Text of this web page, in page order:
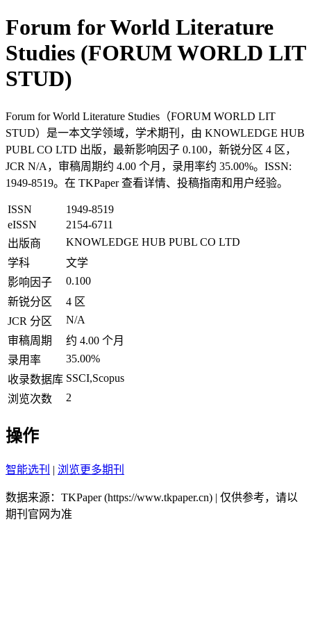
Forum for World Literature
Studies (FORUM WORLD LIT
STUD)
Forum for World Literature Studies（FORUM WORLD LIT
STUD）是一本文学领域，学术期刊，由 KNOWLEDGE HUB
PUBL CO LTD 出版，最新影响因子 0.100，新锐分区 4 区，
JCR N/A，审稿周期约 4.00 个月，录用率约 35.00%。ISSN:
1949-8519。在 TKPaper 查看详情、投稿指南和用户经验。
ISSN
1949-8519
eISSN
2154-6711
出版商
KNOWLEDGE HUB PUBL CO LTD
学科
文学
影响因子
0.100
新锐分区
4 区
JCR 分区
N/A
审稿周期
约 4.00 个月
录用率
35.00%
收录数据库 SSCI,Scopus
浏览次数
2
操作
智能选刊 | 浏览更多期刊
数据来源：TKPaper (https://www.tkpaper.cn) | 仅供参考，请以
期刊官网为准